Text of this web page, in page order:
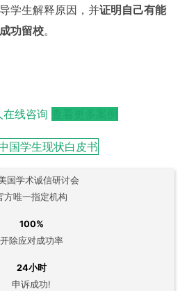
学生解释原因，并证明自己有能
功留校。
线咨询
国学术诚信研讨会
方唯一指定机构
100%
开除应对成功率
24小时
申诉成功!